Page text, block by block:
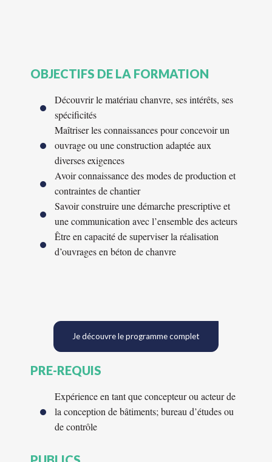
OBJECTIFS DE LA FORMATION
Découvrir le matériau chanvre, ses intérêts, ses
spécificités
Maîtriser les connaissances pour concevoir un
ouvrage ou une construction adaptée aux
diverses exigences
Avoir connaissance des modes de production et
contraintes de chantier
Savoir construire une démarche prescriptive et
une communication avec l’ensemble des acteurs
Être en capacité de superviser la réalisation
d’ouvrages en béton de chanvre
Je découvre le programme complet
PRE-REQUIS
Expérience en tant que concepteur ou acteur de
la conception de bâtiments; bureau d’études ou
de contrôle